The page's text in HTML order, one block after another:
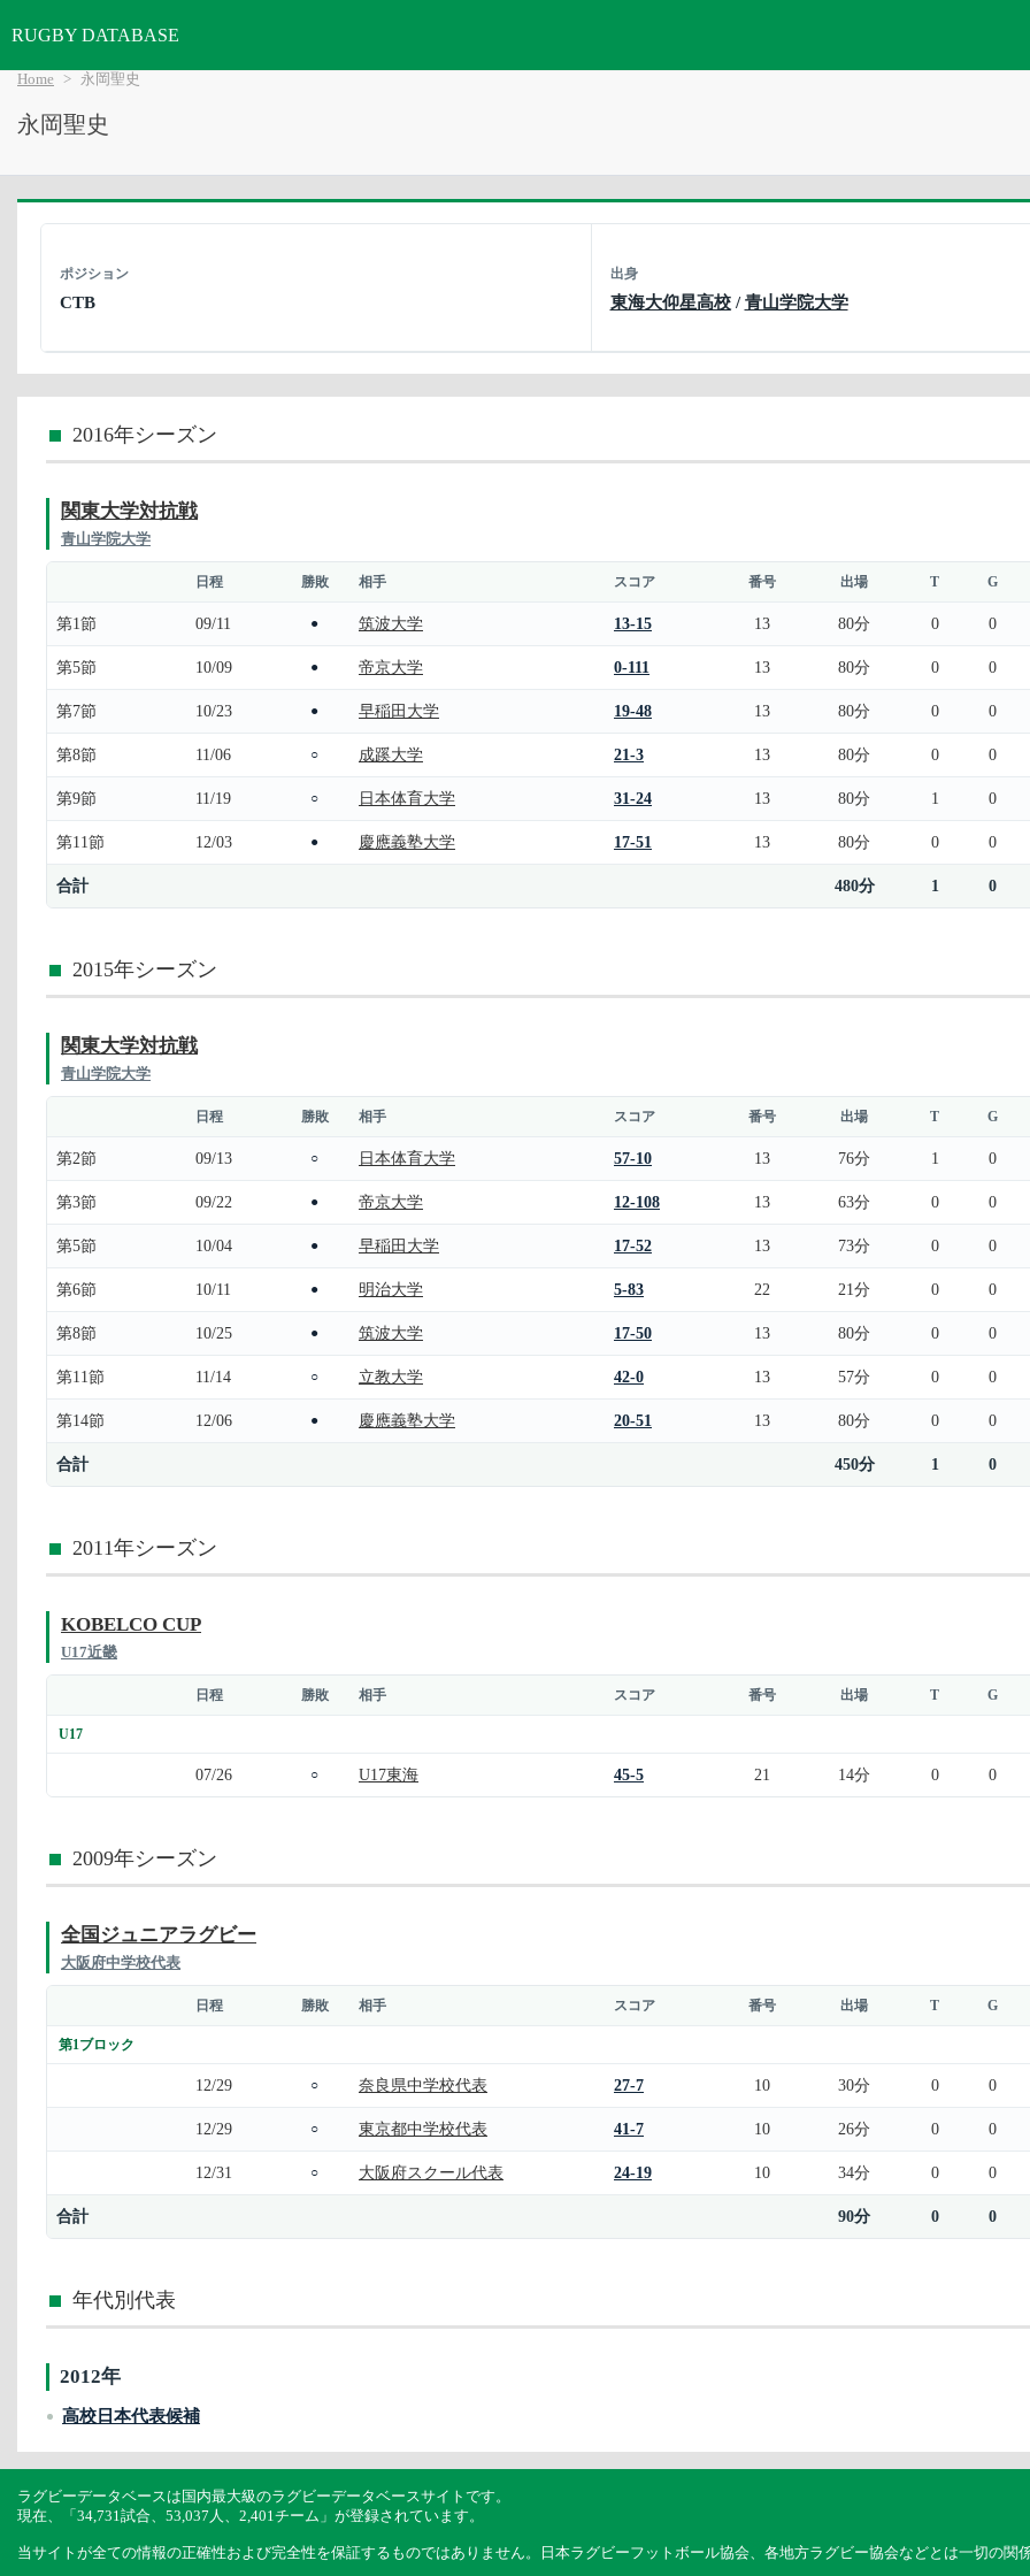
RUGBY DATABASE
Home 永岡聖史
永岡聖史
ポジション
CTB
出身
東海大仰星高校/青山学院大学
2016年シーズン
関東大学対抗戦
青山学院大学
日程 勝敗 相手 スコア 番号 出場 T G
第1節 09/11 ● 筑波大学 13-15 13 80分 0 0
第5節 10/09 ● 帝京大学 0-111 13 80分 0 0
第7節 10/23 ● 早稲田大学 19-48 13 80分 0 0
第8節 11/06 ○ 成蹊大学 21-3 13 80分 0 0
第9節 11/19 ○ 日本体育大学 31-24 13 80分 1 0
第11節 12/03 ● 慶應義塾大学 17-51 13 80分 0 0
合計 480分 1 0
2015年シーズン
関東大学対抗戦
青山学院大学
日程 勝敗 相手 スコア 番号 出場 T G
第2節 09/13 ○ 日本体育大学 57-10 13 76分 1 0
第3節 09/22 ● 帝京大学 12-108 13 63分 0 0
第5節 10/04 ● 早稲田大学 17-52 13 73分 0 0
第6節 10/11 ● 明治大学 5-83 22 21分 0 0
第8節 10/25 ● 筑波大学 17-50 13 80分 0 0
第11節 11/14 ○ 立教大学 42-0 13 57分 0 0
第14節 12/06 ● 慶應義塾大学 20-51 13 80分 0 0
合計 450分 1 0
2011年シーズン
KOBELCO CUP
U17近畿
日程 勝敗 相手 スコア 番号 出場 T G
U17
07/26 ○ U17東海 45-5 21 14分 0 0
2009年シーズン
全国ジュニアラグビー
大阪府中学校代表
日程 勝敗 相手 スコア 番号 出場 T G
第1ブロック
12/29 ○ 奈良県中学校代表 27-7 10 30分 0 0
12/29 ○ 東京都中学校代表 41-7 10 26分 0 0
12/31 ○ 大阪府スクール代表 24-19 10 34分 0 0
合計 90分 0 0
年代別代表
2012年
高校日本代表候補
ラグビーデータベースは国内最大級のラグビーデータベースサイトです。
現在、「34,731試合、53,037人、2,401チーム」が登録されています。
当サイトが全ての情報の正確性および完全性を保証するものではありません。日本ラグビーフットボール協会、各地方ラグビー協会などとは一切の関